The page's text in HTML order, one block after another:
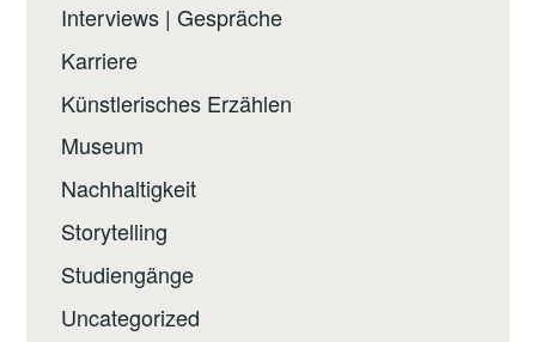
Interviews | Gespräche
Karriere
Künstlerisches Erzählen
Museum
Nachhaltigkeit
Storytelling
Studiengänge
Uncategorized